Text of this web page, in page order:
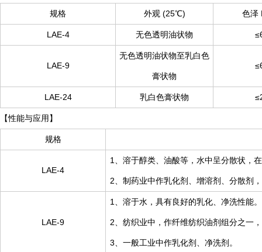
规格 外观 (25℃) 色泽
LAE-4 无色透明油状物
LAE-9
无色透明油状物至乳白色
膏状物
LAE-24 乳白色膏状物
【性能与应用】
规格
LAE-4
1、溶于醇类、油酸等，水中呈分散状，
2、制药业中作乳化剂、增溶剂、分散剂
LAE-9
1、溶于水，具有良好的乳化、净洗性能。
2、纺织业中，作纤维纺织油剂组分之一
3、一般工业中作乳化剂、净洗剂。